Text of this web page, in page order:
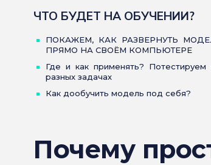
ЧТО БУДЕТ НА ОБУЧЕНИИ?
ПОКАЖЕМ, КАК РАЗВЕРНУТЬ
ПРЯМО НА СВОЁМ КОМПЬЮТЕРЕ
Где и как применять?
разных задачах
Как дообучить модель под себя?
Почему